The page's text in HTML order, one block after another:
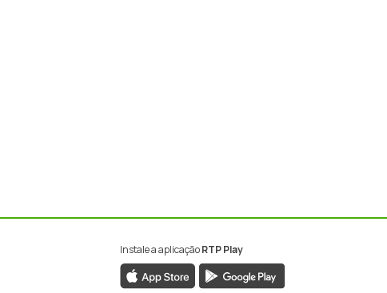
Instale a aplicaçãoRTP Play